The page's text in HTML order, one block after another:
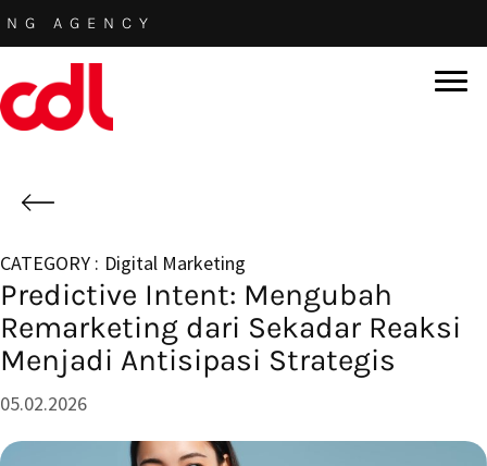
Skip
to
main
content
Digital Marketing
Predictive Intent: Mengubah
Remarketing dari Sekadar Reaksi
Menjadi Antisipasi Strategis
05.02.2026